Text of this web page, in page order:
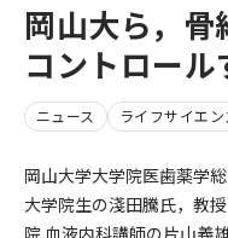
岡山大ら，
コントロー
ニュース ライフサイエン
岡山大学大学院医歯薬学
大学院生の淺田騰氏，教
院 血液内科講師の片山義